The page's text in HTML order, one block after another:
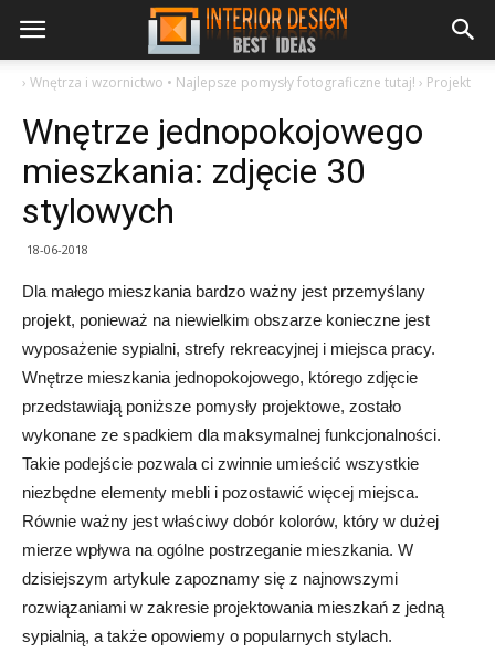
› Wnętrza i wzornictwo • Najlepsze pomysły fotograficzne tutaj! › Projekt
Wnętrze jednopokojowego
mieszkania: zdjęcie 30
stylowych
18-06-2018
Dla małego mieszkania bardzo ważny jest przemyślany
projekt, ponieważ na niewielkim obszarze konieczne jest
wyposażenie sypialni, strefy rekreacyjnej i miejsca pracy.
Wnętrze mieszkania jednopokojowego, którego zdjęcie
przedstawiają poniższe pomysły projektowe, zostało
wykonane ze spadkiem dla maksymalnej funkcjonalności.
Takie podejście pozwala ci zwinnie umieścić wszystkie
niezbędne elementy mebli i pozostawić więcej miejsca.
Równie ważny jest właściwy dobór kolorów, który w dużej
mierze wpływa na ogólne postrzeganie mieszkania. W
dzisiejszym artykule zapoznamy się z najnowszymi
rozwiązaniami w zakresie projektowania mieszkań z jedną
sypialnią, a także opowiemy o popularnych stylach.